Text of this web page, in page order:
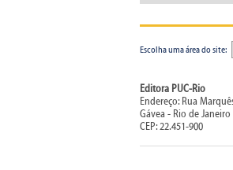
Escolha uma área do site:
Editora PUC-Rio
Endereço: Rua
Gávea - Rio de Janeiro
CEP: 22.451-900